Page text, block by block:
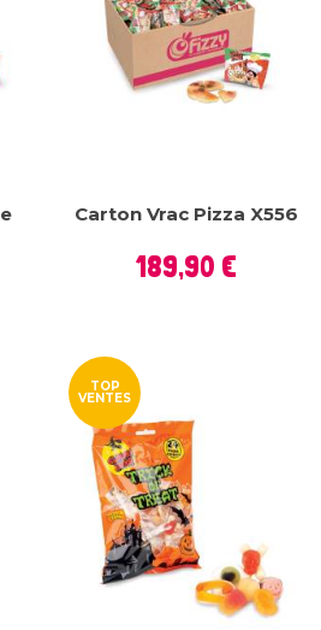
Carton Vrac Pizza X556
Prix
189,90 €
TOP
VENTES